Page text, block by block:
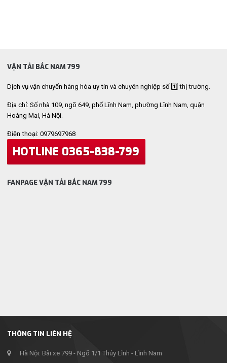
THÔNG TIN LIÊN HỆ
Hà Nội: Bãi xe 799 - Ngõ 1/1 Thúy Lĩnh - Lĩnh Nam
VẬN TẢI BẮC NAM 799
Dịch vụ vận chuyển hàng hóa uy tín và chuyên nghiệp số 1️⃣ thị trường.
Địa chỉ: Số nhà 109, ngõ 649, phố Lĩnh Nam, phường Lĩnh Nam, quận
Hoàng Mai, Hà Nội.
Điện thoại: 0979697968
HOTLINE 0365-838-799
FANPAGE VẬN TẢI BẮC NAM 799